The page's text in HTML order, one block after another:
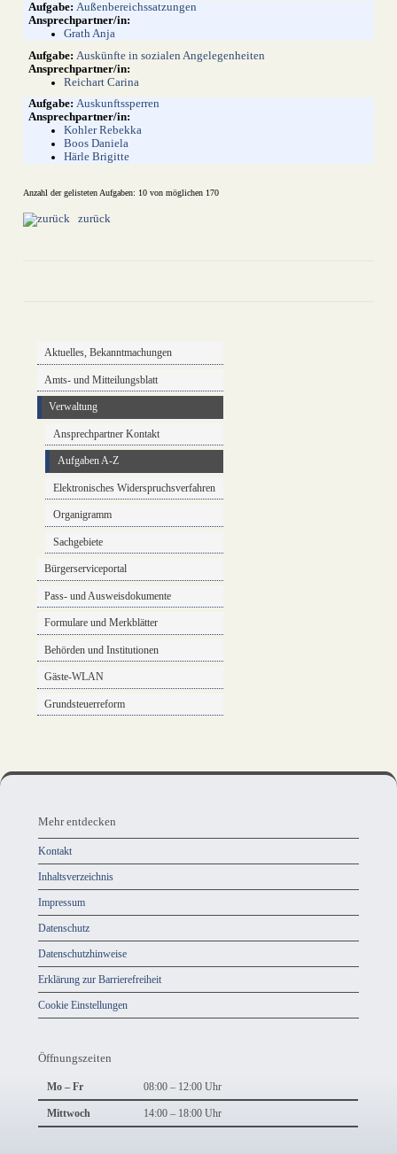
Aktuelles, Bekanntmachungen
Amts- und Mitteilungsblatt
Verwaltung
Ansprechpartner Kontakt
Aufgaben A-Z
Elektronisches Widerspruchsverfahren
Organigramm
Sachgebiete
Bürgerserviceportal
Pass- und Ausweisdokumente
Formulare und Merkblätter
Behörden und Institutionen
Gäste-WLAN
Grundsteuerreform
Außenbereichssatzungen
Grath Anja
Auskünfte in sozialen Angelegenheiten
Reichart Carina
Auskunftssperren
Kohler Rebekka
Boos Daniela
Härle Brigitte
Anzahl der gelisteten Aufgaben: 10 von möglichen 170
zurück
entdecken,
Öffnungszeiten
und
Anschrift
und
Kontakt
Mehr entdecken
Kontakt
Inhaltsverzeichnis
Impressum
Datenschutz
Datenschutzhinweise
Erklärung zur Barrierefreiheit
Cookie Einstellungen
Öffnungszeiten
Mo – Fr 08:00 – 12:00 Uhr
Mittwoch 14:00 – 18:00 Uhr